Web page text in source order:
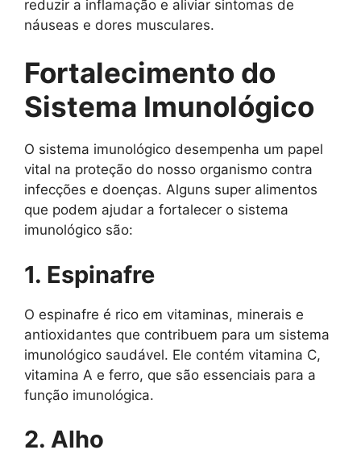
reduzir a inflamação e aliviar sintomas de
náuseas e dores musculares.
Fortalecimento do
Sistema Imunológico
O sistema imunológico desempenha um papel
vital na proteção do nosso organismo contra
infecções e doenças. Alguns super alimentos
que podem ajudar a fortalecer o sistema
imunológico são:
1. Espinafre
O espinafre é rico em vitaminas, minerais e
antioxidantes que contribuem para um sistema
imunológico saudável. Ele contém vitamina C,
vitamina A e ferro, que são essenciais para a
função imunológica.
2. Alho